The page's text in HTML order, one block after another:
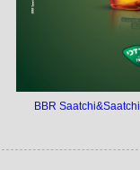
BBR Saatchi&Saatchi